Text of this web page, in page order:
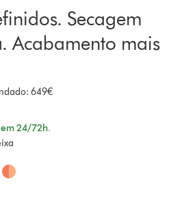
Secagem
Acabamento mais
649€
24/72h.